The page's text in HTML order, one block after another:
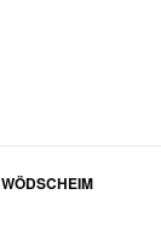
WÖDSCHEIM